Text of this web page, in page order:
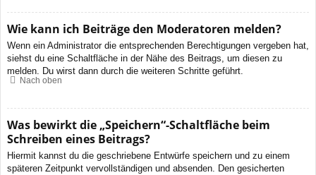
Wie kann ich Beiträge den Moderatoren melden?
Wenn ein Administrator die entsprechenden Berechtigungen vergeben hat,
siehst du eine Schaltfläche in der Nähe des Beitrags, um diesen zu
melden. Du wirst dann durch die weiteren Schritte geführt.
Nach oben
Was bewirkt die „Speichern“-Schaltfläche beim
Schreiben eines Beitrags?
Hiermit kannst du die geschriebene Entwürfe speichern und zu einem
späteren Zeitpunkt vervollständigen und absenden. Den gesicherten